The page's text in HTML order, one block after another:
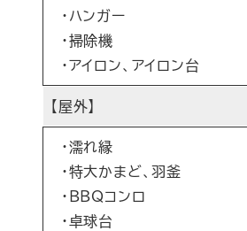
・ハンガー
・掃除機
・アイロン、アイロン台
【屋外】
・濡れ縁
・特大かまど、羽釜
・BBQコンロ
・卓球台